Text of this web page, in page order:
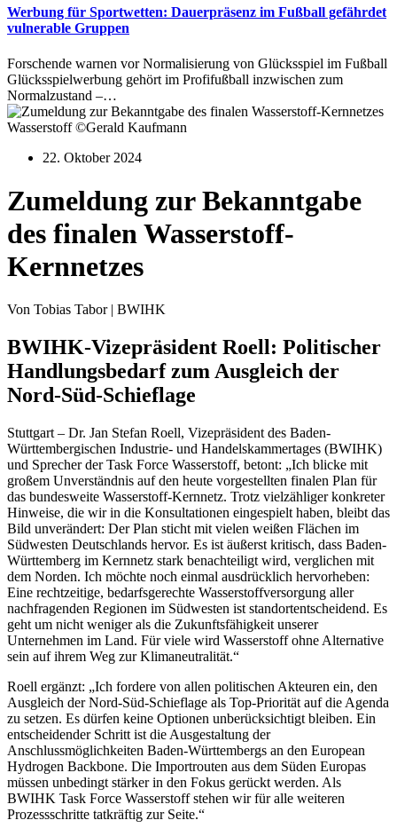
Werbung für Sportwetten: Dauerpräsenz im Fußball gefährdet
vulnerable Gruppen
Forschende warnen vor Normalisierung von Glücksspiel im Fußball
Glücksspielwerbung gehört im Profifußball inzwischen zum
Normalzustand –…
Wasserstoff ©Gerald Kaufmann
22. Oktober 2024
Zumeldung zur Bekanntgabe
des finalen Wasserstoff-
Kernnetzes
Von Tobias Tabor | BWIHK
BWIHK-Vizepräsident Roell: Politischer
Handlungsbedarf zum Ausgleich der
Nord-Süd-Schieflage
Stuttgart – Dr. Jan Stefan Roell, Vizepräsident des Baden-
Württembergischen Industrie- und Handelskammertages (BWIHK)
und Sprecher der Task Force Wasserstoff, betont: „Ich blicke mit
großem Unverständnis auf den heute vorgestellten finalen Plan für
das bundesweite Wasserstoff-Kernnetz. Trotz vielzähliger konkreter
Hinweise, die wir in die Konsultationen eingespielt haben, bleibt das
Bild unverändert: Der Plan sticht mit vielen weißen Flächen im
Südwesten Deutschlands hervor. Es ist äußerst kritisch, dass Baden-
Württemberg im Kernnetz stark benachteiligt wird, verglichen mit
dem Norden. Ich möchte noch einmal ausdrücklich hervorheben:
Eine rechtzeitige, bedarfsgerechte Wasserstoffversorgung aller
nachfragenden Regionen im Südwesten ist standortentscheidend. Es
geht um nicht weniger als die Zukunftsfähigkeit unserer
Unternehmen im Land. Für viele wird Wasserstoff ohne Alternative
sein auf ihrem Weg zur Klimaneutralität.“
Roell ergänzt: „Ich fordere von allen politischen Akteuren ein, den
Ausgleich der Nord-Süd-Schieflage als Top-Priorität auf die Agenda
zu setzen. Es dürfen keine Optionen unberücksichtigt bleiben. Ein
entscheidender Schritt ist die Ausgestaltung der
Anschlussmöglichkeiten Baden-Württembergs an den European
Hydrogen Backbone. Die Importrouten aus dem Süden Europas
müssen unbedingt stärker in den Fokus gerückt werden. Als
BWIHK Task Force Wasserstoff stehen wir für alle weiteren
Prozessschritte tatkräftig zur Seite.“